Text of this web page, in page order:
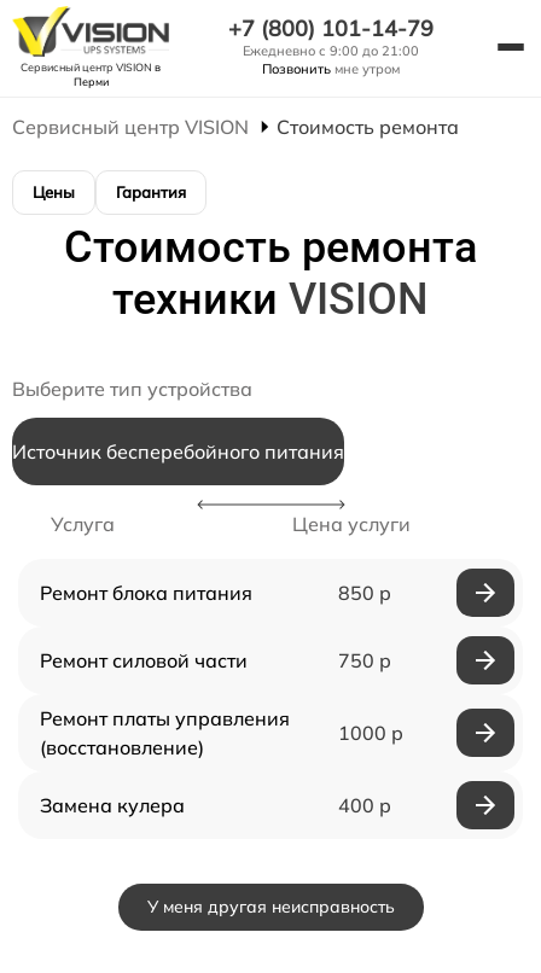
Сервисный центр VISION в
Перми
+7 (800) 101-14-79
Ежедневно с 9:00 до 21:00
Позвонить мне утром
Сервисный центр VISION Стоимость ремонта
Цены Гарантия
Стоимость ремонта
техники VISION
Выберите тип устройства
Источник бесперебойного питания
Услуга Цена услуги
Ремонт блока питания 850 р
Ремонт силовой части 750 р
Ремонт платы управления
(восстановление)
1000 р
Замена кулера 400 р
У меня другая неисправность